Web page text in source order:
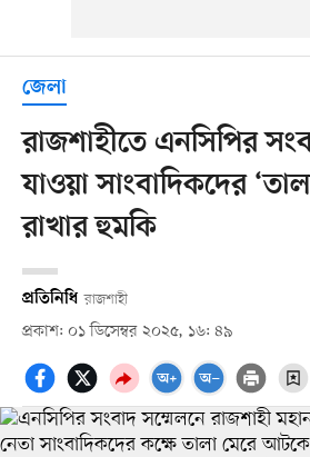
জেলা
রাজশাহীতে এনসিপির
যাওয়া সাংবাদিকদের
রাখার হুমকি
প্রতিনিধি রাজশাহী
প্রকাশ: ০১ ডিসেম্বর ২০২৫, ১৬: ৪৯